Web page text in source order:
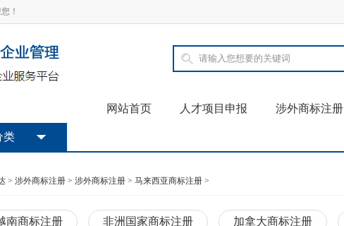
！
网站首页 人才项目申报 涉外商标注册
类
> 涉外商标注册 > 涉外商标注册 > 马来西亚商标注册 >
南商标注册 非洲国家商标注册 加拿大商标注册